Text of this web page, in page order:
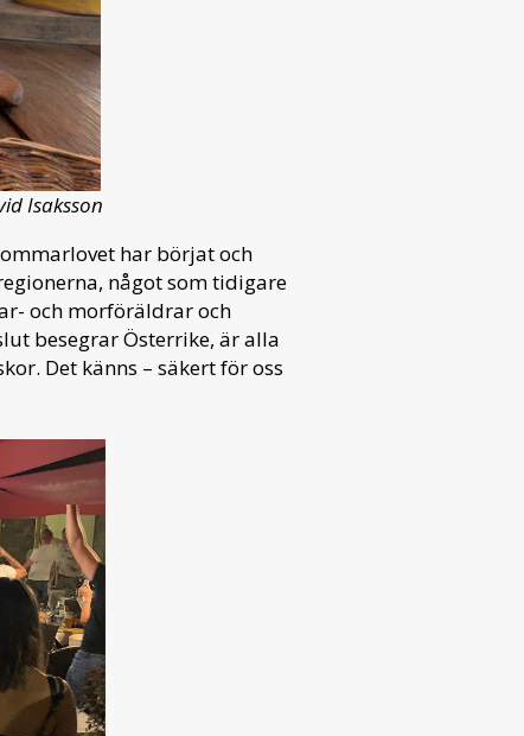
Isaksson
har börjat och
något som tidigare
och morföräldrar och
besegrar Österrike, är alla
Det känns – säkert för oss